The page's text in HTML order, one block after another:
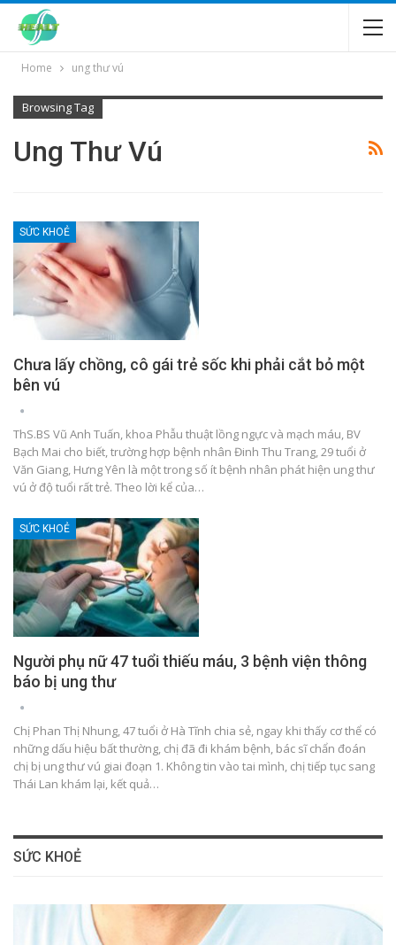
Home ung thư vú
Browsing Tag
Ung Thư Vú
SỨC KHOẺ
Chưa lấy chồng, cô gái trẻ sốc khi phải cắt bỏ một
bên vú
ThS.BS Vũ Anh Tuấn, khoa Phẫu thuật lồng ngực và mạch máu, BV
Bạch Mai cho biết, trường hợp bệnh nhân Đinh Thu Trang, 29 tuổi ở
Văn Giang, Hưng Yên là một trong số ít bệnh nhân phát hiện ung thư
vú ở độ tuổi rất trẻ. Theo lời kể của…
SỨC KHOẺ
Người phụ nữ 47 tuổi thiếu máu, 3 bệnh viện thông
báo bị ung thư
Chị Phan Thị Nhung, 47 tuổi ở Hà Tĩnh chia sẻ, ngay khi thấy cơ thể có
những dấu hiệu bất thường, chị đã đi khám bệnh, bác sĩ chẩn đoán
chị bị ung thư vú giai đoạn 1. Không tin vào tai mình, chị tiếp tục sang
Thái Lan khám lại, kết quả…
SỨC KHOẺ